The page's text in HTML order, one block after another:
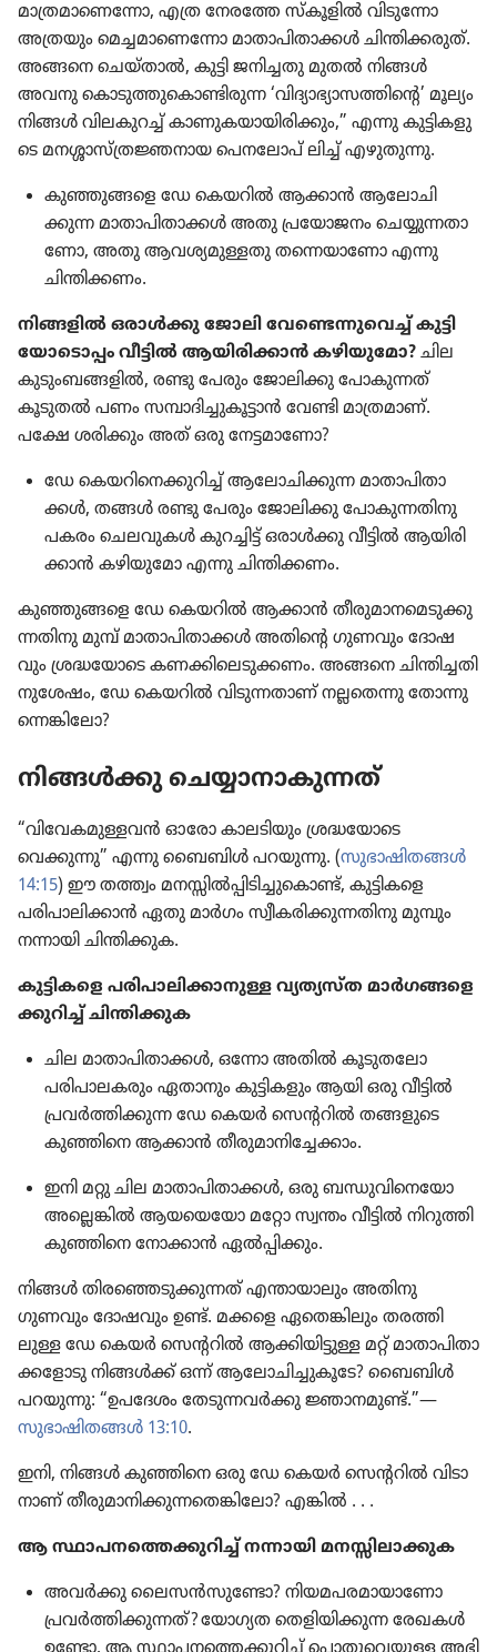
മാത്ര​മാ​ണെ​ന്നോ, എത്ര നേരത്തേ സ്‌കൂ​ളിൽ വിടു​ന്നോ
അത്രയും മെച്ചമാ​ണെ​ന്നോ മാതാ​പി​താ​ക്കൾ ചിന്തി​ക്ക​രുത്‌.
അങ്ങനെ ചെയ്‌താൽ, കുട്ടി ജനിച്ചതു മുതൽ നിങ്ങൾ
അവനു കൊടു​ത്തു​കൊ​ണ്ടി​രുന്ന ‘വിദ്യാ​ഭ്യാ​സ​ത്തി​ന്റെ’ മൂല്യം
നിങ്ങൾ വിലകു​റച്ച്‌ കാണു​ക​യാ​യി​രി​ക്കും,” എന്നു കുട്ടി​ക​ളു​
ടെ മനശ്ശാ​സ്‌ത്ര​ജ്ഞ​നായ പെന​ലോപ്‌ ലിച്ച്‌ എഴുതു​ന്നു.
കുഞ്ഞു​ങ്ങളെ ഡേ കെയറിൽ ആക്കാൻ ആലോ​ചി​
ക്കുന്ന മാതാ​പി​താ​ക്കൾ അതു പ്രയോ​ജനം ചെയ്യു​ന്ന​താ​
ണോ, അതു ആവശ്യ​മു​ള്ളതു തന്നെയാ​ണോ എന്നു
ചിന്തി​ക്കണം.
നിങ്ങളിൽ ഒരാൾക്കു ജോലി വേണ്ടെ​ന്നു​വെച്ച്‌ കുട്ടി​
യോ​ടൊ​പ്പം വീട്ടിൽ ആയിരി​ക്കാൻ കഴിയു​മോ? ചില
കുടും​ബ​ങ്ങ​ളിൽ, രണ്ടു പേരും ജോലി​ക്കു പോകു​ന്നത്‌
കൂടുതൽ പണം സമ്പാദി​ച്ചു​കൂ​ട്ടാൻ വേണ്ടി മാത്ര​മാണ്‌.
പക്ഷേ ശരിക്കും അത്‌ ഒരു നേട്ടമാ​ണോ?
ഡേ കെയറി​നെ​ക്കു​റിച്ച്‌ ആലോ​ചി​ക്കുന്ന മാതാ​പി​താ​
ക്കൾ, തങ്ങൾ രണ്ടു പേരും ജോലി​ക്കു പോകു​ന്ന​തി​നു
പകരം ചെലവു​കൾ കുറച്ചിട്ട്‌ ഒരാൾക്കു വീട്ടിൽ ആയിരി​
ക്കാൻ കഴിയു​മോ എന്നു ചിന്തി​ക്കണം.
കുഞ്ഞു​ങ്ങ​ളെ ഡേ കെയറിൽ ആക്കാൻ തീരു​മാ​ന​മെ​ടു​ക്കു​
ന്ന​തി​നു മുമ്പ്‌ മാതാ​പി​താ​ക്കൾ അതിന്റെ ഗുണവും ദോഷ​
വും ശ്രദ്ധ​യോ​ടെ കണക്കി​ലെ​ടു​ക്കണം. അങ്ങനെ ചിന്തി​ച്ച​തി​
നു​ശേഷം, ഡേ കെയറിൽ വിടു​ന്ന​താണ്‌ നല്ലതെന്നു തോന്നു​
ന്നെ​ങ്കി​ലോ?
നിങ്ങൾക്കു ചെയ്യാ​നാ​കു​ന്നത്‌
“വിവേ​ക​മു​ള്ളവൻ ഓരോ കാലടി​യും ശ്രദ്ധ​യോ​ടെ
വെക്കുന്നു” എന്നു ബൈബിൾ പറയുന്നു. (സുഭാ​ഷി​തങ്ങൾ
14:15) ഈ തത്ത്വം മനസ്സിൽപ്പി​ടി​ച്ചു​കൊണ്ട്‌, കുട്ടി​കളെ
പരിപാ​ലി​ക്കാൻ ഏതു മാർഗം സ്വീക​രി​ക്കു​ന്ന​തി​നു മുമ്പും
നന്നായി ചിന്തി​ക്കുക.
കുട്ടി​ക​ളെ പരിപാ​ലി​ക്കാ​നുള്ള വ്യത്യസ്‌ത മാർഗ​ങ്ങ​ളെ​
ക്കു​റിച്ച്‌ ചിന്തി​ക്കു​ക
ചില മാതാ​പി​താ​ക്കൾ, ഒന്നോ അതിൽ കൂടു​ത​ലോ
പരിപാ​ല​ക​രും ഏതാനും കുട്ടി​ക​ളും ആയി ഒരു വീട്ടിൽ
പ്രവർത്തി​ക്കുന്ന ഡേ കെയർ സെന്ററിൽ തങ്ങളുടെ
കുഞ്ഞിനെ ആക്കാൻ തീരു​മാ​നി​ച്ചേ​ക്കാം.
ഇനി മറ്റു ചില മാതാ​പി​താ​ക്കൾ, ഒരു ബന്ധുവി​നെ​യോ
അല്ലെങ്കിൽ ആയയെ​യോ മറ്റോ സ്വന്തം വീട്ടിൽ നിറുത്തി
കുഞ്ഞിനെ നോക്കാൻ ഏൽപ്പി​ക്കും.
നിങ്ങൾ തിര​ഞ്ഞെ​ടു​ക്കു​ന്നത്‌ എന്തായാ​ലും അതിനു
ഗുണവും ദോഷ​വും ഉണ്ട്‌. മക്കളെ ഏതെങ്കി​ലും തരത്തി​
ലുള്ള ഡേ കെയർ സെന്ററിൽ ആക്കിയി​ട്ടുള്ള മറ്റ്‌ മാതാ​പി​താ​
ക്ക​ളോ​ടു നിങ്ങൾക്ക്‌ ഒന്ന്‌ ആലോ​ചി​ച്ചു​കൂ​ടേ? ബൈബിൾ
പറയുന്നു: “ഉപദേശം തേടു​ന്ന​വർക്കു ജ്ഞാനമുണ്ട്‌.”—
സുഭാ​ഷി​തങ്ങൾ 13:10.
ഇനി, നിങ്ങൾ കുഞ്ഞിനെ ഒരു ഡേ കെയർ സെന്ററിൽ വിടാ​
നാണ്‌ തീരു​മാ​നി​ക്കു​ന്ന​തെ​ങ്കി​ലോ? എങ്കിൽ . . .
ആ സ്ഥാപന​ത്തെ​ക്കു​റിച്ച്‌ നന്നായി മനസ്സി​ലാ​ക്കു​ക
അവർക്കു ലൈസൻസു​ണ്ടോ? നിയമ​പ​ര​മാ​യാ​ണോ
പ്രവർത്തി​ക്കു​ന്നത്‌? യോഗ്യത തെളി​യി​ക്കുന്ന രേഖകൾ